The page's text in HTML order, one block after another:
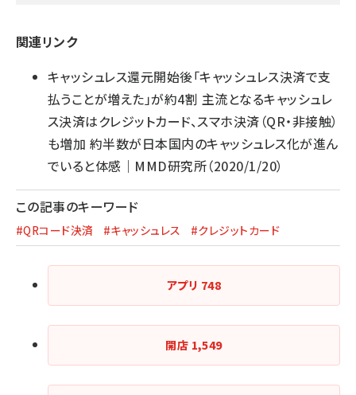
関連リンク
キャッシュレス還元開始後「キャッシュレス決済で支
払うことが増えた」が約4割 主流となるキャッシュレ
ス決済はクレジットカード、スマホ決済（QR・非接触）
も増加 約半数が日本国内のキャッシュレス化が進ん
でいると体感 ｜MMD研究所（2020/1/20）
この記事のキーワード
#QRコード決済 #キャッシュレス #クレジットカード
アプリ 748
開店 1,549